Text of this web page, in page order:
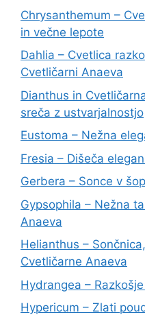
Chrysanthemum –
in večne lepote
Dahlia – Cvetlica
Cvetličarni Anaeva
Dianthus in
sreča z ustvarjalnostjo
Eustoma – Nežna
Fresia – Dišeča
Gerbera – Sonce v
Gypsophila – Nežna
Anaeva
Helianthus –
Cvetličarne Anaeva
Hydrangea –
Hypericum – Zlati